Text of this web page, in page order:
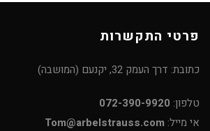
פרטי התקשרות
כתובת: דרך העמק 32, יקנעם (המושבה)
טלפון: 072-390-9920
אי מייל: